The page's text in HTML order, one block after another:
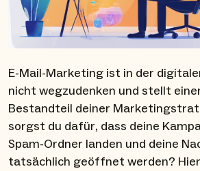
E-Mail-Marketing ist in der
nicht wegzudenken und stellt
Bestandteil deiner
sorgst du dafür, dass deine
Spam-Ordner landen und deine
tatsächlich geöffnet werden?